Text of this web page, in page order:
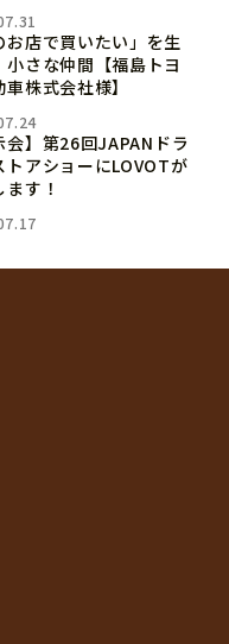
お店で買いたい」を生
小さな仲間【福島トヨ
株式会社様】
会】第26回JAPANドラ
トアショーにLOVOTが
す！